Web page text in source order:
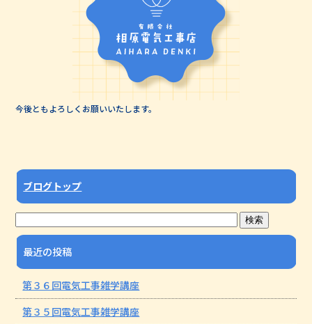
今後ともよろしくお願いいたします。
ブログトップ
最近の投稿
第３６回電気工事雑学講座
第３５回電気工事雑学講座